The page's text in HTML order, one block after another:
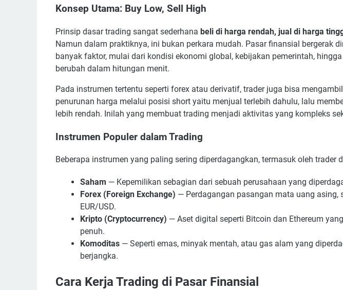
Konsep Utama: Buy Low, Sell High
Prinsip dasar trading sangat sederhana beli di harga rendah, jual di harga
Namun dalam praktiknya, ini bukan perkara mudah. Pasar finansial bergerak
banyak faktor, mulai dari kondisi ekonomi global, kebijakan pemerintah,
berubah dalam hitungan menit.
Pada instrumen tertentu seperti forex atau derivatif, trader juga bisa
penurunan harga melalui posisi short yaitu menjual terlebih dahulu, lalu
lebih rendah. Inilah yang membuat trading menjadi aktivitas yang kompleks
Instrumen Populer dalam Trading
Beberapa instrumen yang paling sering diperdagangkan, termasuk oleh trader
Saham — Kepemilikan sebagian dari sebuah perusahaan yang
Forex (Foreign Exchange) — Perdagangan pasangan mata uang asing,
EUR/USD.
Kripto (Cryptocurrency) — Aset digital seperti Bitcoin dan Ethereum
penuh.
Komoditas — Seperti emas, minyak mentah, atau gas alam yang
berjangka.
Cara Kerja Trading di Pasar Finansial